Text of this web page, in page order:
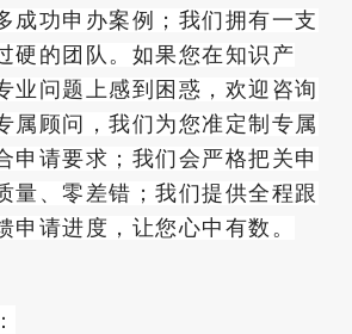
成功申办案例；我们拥有一支
硬的团队。如果您在知识产
业问题上感到困惑，欢迎咨询
属顾问，我们为您准定制专属
申请要求；我们会严格把关申
量、零差错；我们提供全程跟
申请进度，让您心中有数。